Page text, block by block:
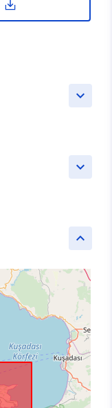
keyboard_arrow_down
keyboard_arrow_down
keyboard_arrow_up